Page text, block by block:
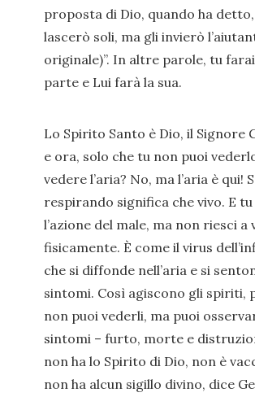
proposta di Dio, quando ha detto,
lascerò soli, ma gli invierò
originale)”. In altre parole, tu
parte e Lui farà la sua.
Lo Spirito Santo è Dio, il Signore
e ora, solo che tu non puoi
vedere l’aria? No, ma l’aria è qui!
respirando significa che vivo. E
l’azione del male, ma non riesci a
fisicamente. È come il virus
che si diffonde nell’aria e si
sintomi. Così agiscono gli spiriti,
non puoi vederli, ma puoi
sintomi – furto, morte e
non ha lo Spirito di Dio, non è
non ha alcun sigillo divino, dice